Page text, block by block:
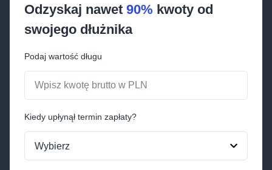
Odzyskaj nawet 90% kwoty od
swojego dłużnika
Podaj wartość długu
Kiedy upłynął termin zapłaty?